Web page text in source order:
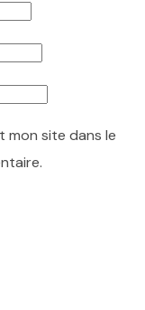
mon site dans le